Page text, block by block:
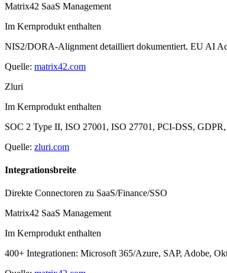
Matrix42 SaaS Management
Im Kernprodukt enthalten
NIS2/DORA-Alignment detailliert dokumentiert. EU AI
Quelle: matrix42.com
Zluri
Im Kernprodukt enthalten
SOC 2 Type II, ISO 27001, ISO 27701, PCI-DSS,
Quelle: zluri.com
Integrationsbreite
Direkte Connectoren zu SaaS/Finance/SSO
Matrix42 SaaS Management
Im Kernprodukt enthalten
400+ Integrationen: Microsoft 365/Azure, SAP, Adobe,